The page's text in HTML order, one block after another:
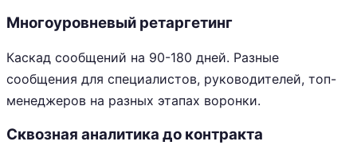
Многоуровневый ретаргетинг
Каскад сообщений на 90-180 дней. Разные
сообщения для специалистов, руководителей, топ-
менеджеров на разных этапах воронки.
Сквозная аналитика до контракта